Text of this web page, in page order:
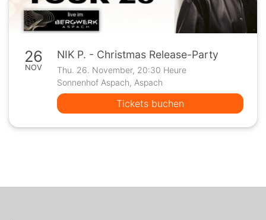
26
NOV
NIK P. - Christmas Release-Party
Thu. 26. November, 20:30 Heure
Sonnenhof Aspach, Aspach
Tickets buchen